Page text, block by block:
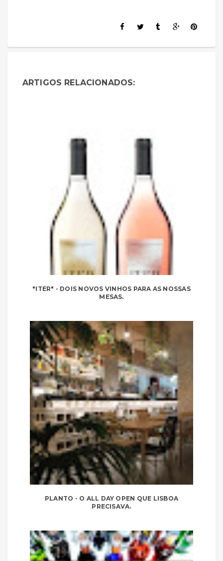
ARTIGOS RELACIONADOS:
"ITER" - DOIS NOVOS VINHOS PARA AS NOSSAS
MESAS.
PLANTO - O ALL DAY OPEN QUE LISBOA
PRECISAVA.